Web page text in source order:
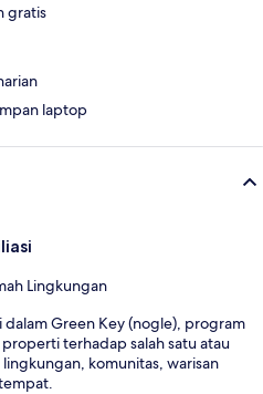
gratis
laptop
Lingkungan
Green Key (nogle), program
terhadap salah satu atau
komunitas, warisan